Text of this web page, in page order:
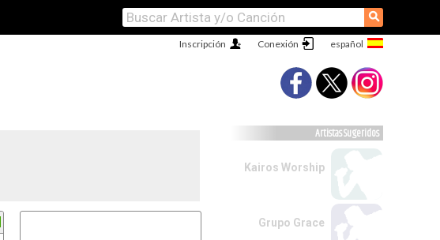
⚲
Conexión
Inscripción
Artistas Sugeridos
Kairos Worship
Grupo Grace